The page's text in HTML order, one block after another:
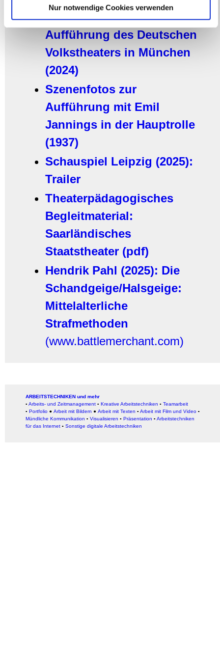
weiteren Daten zusammen, die Sie ihnen bereitgestellt
haben oder die sie im Rahmen Ihrer Nutzung der Dienste
gesammelt haben.
Nur notwendige Cookies verwenden
Materialmappe zur
Aufführung des Deutschen
Volkstheaters in München
(2024)
Szenenfotos zur
Aufführung mit Emil
Jannings in der Hauptrolle
(1937)
Schauspiel Leipzig (2025):
Trailer
Theaterpädagogisches
Begleitmaterial:
Saarländisches
Staatstheater (pdf)
Hendrik Pahl (2025): Die
Schandgeige/Halsgeige:
Mittelalterliche
Strafmethoden
(www.battlemerchant.com)
ARBEITSTECHNIKEN und mehr
▪ Arbeits- und Zeitmanagement ▪ Kreative Arbeitstechniken ▪ Teamarbeit
▪ Portfolio ● Arbeit mit Bildern ● Arbeit mit Texten ▪ Arbeit mit Film und Video ▪
Mündliche Kommunikation ▪ Visualisieren ▪ Präsentation ▪ Arbeitstechniken
für das Internet ▪ Sonstige digitale Arbeitstechniken